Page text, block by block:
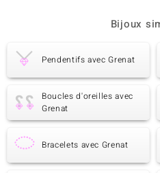
Bijoux
Pendentifs avec Grenat
Boucles d'oreilles avec
Grenat
Bracelets avec Grenat